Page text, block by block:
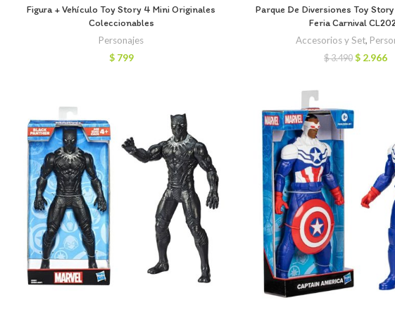
Figura + Vehículo Toy Story 4 Mini Originales
Coleccionables
Personajes
$799
Parque De Diversiones Toy
Feria Carnival
Accesorios y Set,
$3.490 El
$2.966El